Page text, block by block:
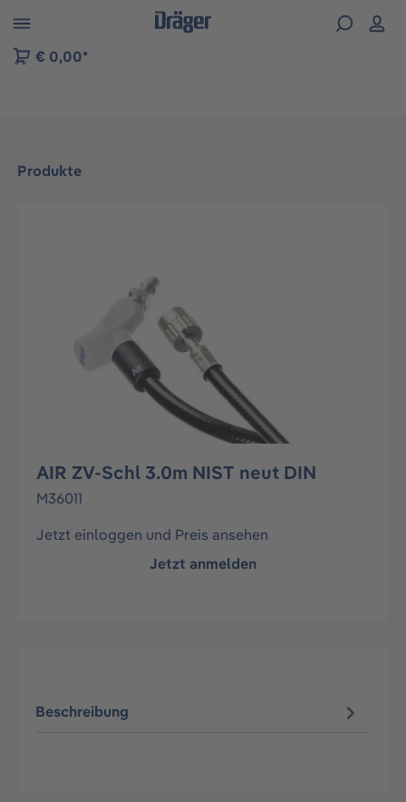
der B2B-Plattform springen
€ 0,00*
Produkte
AIR ZV-Schl 3.0m NIST neut DIN
M36011
Jetzt einloggen und Preis ansehen
Jetzt anmelden
Beschreibung